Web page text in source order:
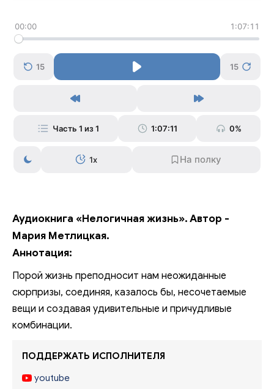
00:00 1:07:11
15 15
Часть 1 из 1 1:07:11 0%
1x
Аудиокнига «Нелогичная жизнь». Автор -
Мария Метлицкая.
Аннотация:
Порой жизнь преподносит нам неожиданные
сюрпризы, соединяя, казалось бы, несочетаемые
вещи и создавая удивительные и причудливые
комбинации.
ПОДДЕРЖАТЬ ИСПОЛНИТЕЛЯ
youtube